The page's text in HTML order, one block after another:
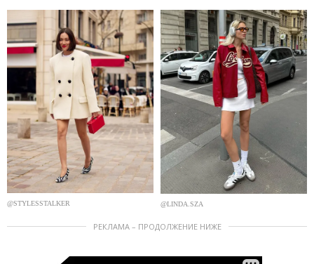
@STYLESSTALKER @LINDA.SZA
РЕКЛАМА – ПРОДОЛЖЕНИЕ НИЖЕ